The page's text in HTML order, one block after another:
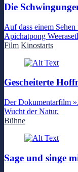
Die
Auf dass einem
Apichatpong
Film Kinostarts
Gescheiterte
Der Dokumentarfilm
Wucht der Natur.
Bühne
Sage und singe